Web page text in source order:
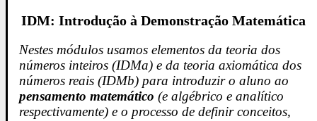
IDM: Introdução à Demonstração Matemática
Nestes módulos usamos elementos da teoria dos
números inteiros (IDMa) e da teoria axiomática dos
números reais (IDMb) para introduzir o aluno ao
pensamento matemático (e algébrico e analítico
respectivamente) e o processo de definir conceitos,